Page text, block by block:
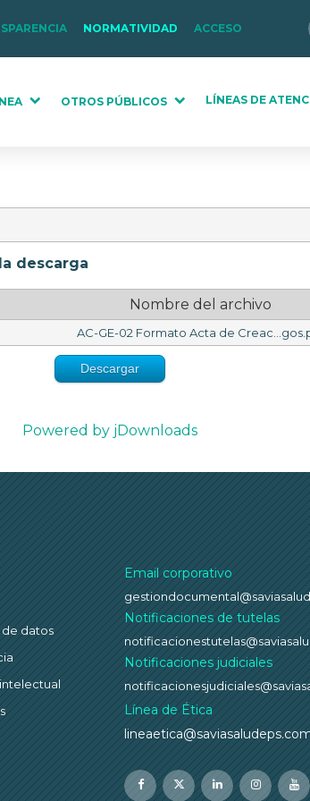
NORMATIVIDAD ACCESO
OTROS PÚBLICOS LÍNEAS DE
descarga
Nombre del archivo
AC-GE-02 Formato Acta de
Descargar
Powered by jDownloads
datos
Email corporativo
Notificaciones de tutelas
Notificaciones judiciales
Línea de Ética